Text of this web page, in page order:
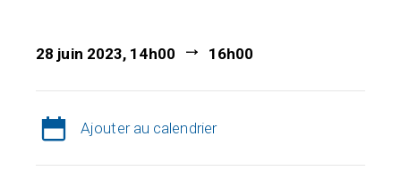
28 juin 2023, 14h00 16h00
Ajouter au calendrier